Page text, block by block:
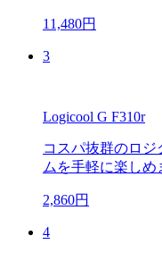
11,480円
3
Logicool G F310r
コスパ抜群のロジ
ムを手軽に楽しめ
2,860円
4